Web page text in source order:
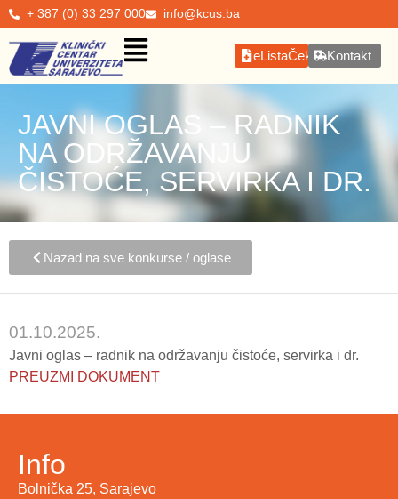
+ 387 (0) 33 297 000 info@kcus.ba
eListaČekanjaKontakt
JAVNI OGLAS – RADNIK
NA ODRŽAVANJU
ČISTOĆE, SERVIRKA I DR.
Nazad na sve konkurse / oglase
01.10.2025.
Javni oglas – radnik na održavanju čistoće, servirka i dr.
PREUZMI DOKUMENT
Info
Bolnička 25, Sarajevo